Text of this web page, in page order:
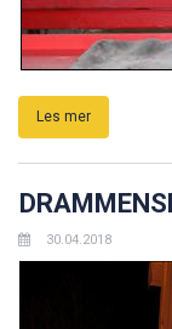
Les mer
30.04.2018